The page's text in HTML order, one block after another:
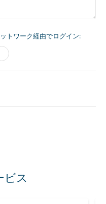
トワーク経由でログイン:
ビス